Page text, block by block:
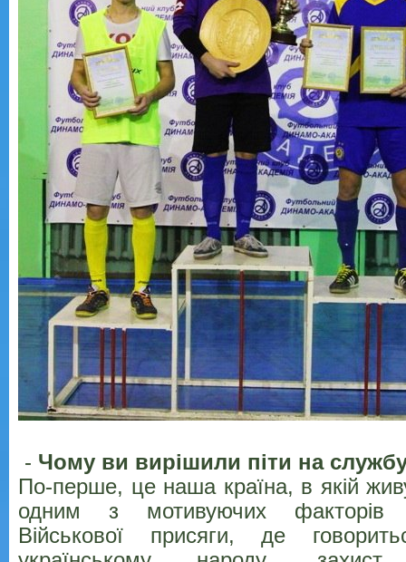
- Чому ви вирішили піти на
По-перше, це наша країна, в якій
одним з мотивуючих факторів
Військової присяги, де